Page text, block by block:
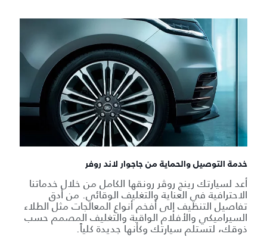
خدمة التوصيل والحماية من جاجوار لاند روفر
أعد لسيارتك رينج روڤر رونقها الكامل من خلال خدماتنا
الاحترافية في العناية والتغليف الوقائي. من أدق
تفاصيل التنظيف إلى أفخم أنواع المعالجات مثل الطلاء
السيراميكي والأفلام الواقية والتغليف المصمم حسب
ذوقك، لتستلم سيارتك وكأنها جديدة كلياً.